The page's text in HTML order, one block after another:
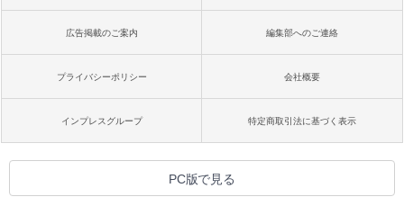
広告掲載のご案内 編集部へのご連絡
プライバシーポリシー 会社概要
インプレスグループ 特定商取引法に基づく表示
PC版で見る